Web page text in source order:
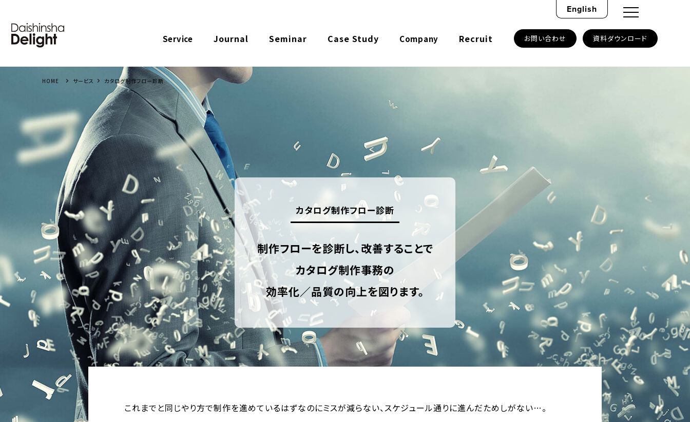
Service Journal Seminar Case Study Company Recruit お問い合わせ 資料ダウンロード
English
サービス カタログ制作フロー診断
カタログ制作フロー診断
制作フローを診断し、改善することで
カタログ制作事務の
効率化／品質の向上を図ります。
これまでと同じやり方で制作を進めているはずなのにミスが減らない、スケジュール通りに進んだためしがない…。